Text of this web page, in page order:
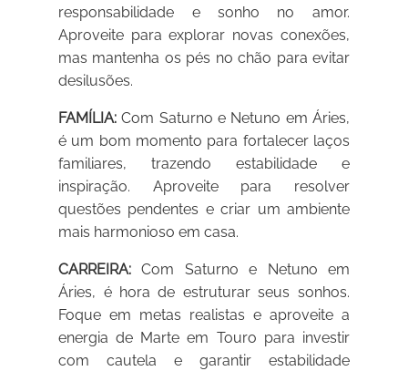
responsabilidade e sonho no amor.
Aproveite para explorar novas conexões,
mas mantenha os pés no chão para evitar
desilusões.
FAMÍLIA: Com Saturno e Netuno em Áries,
é um bom momento para fortalecer laços
familiares, trazendo estabilidade e
inspiração. Aproveite para resolver
questões pendentes e criar um ambiente
mais harmonioso em casa.
CARREIRA: Com Saturno e Netuno em
Áries, é hora de estruturar seus sonhos.
Foque em metas realistas e aproveite a
energia de Marte em Touro para investir
com cautela e garantir estabilidade